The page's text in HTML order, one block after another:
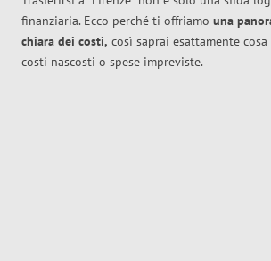
finanziaria. Ecco perché ti offriamo una
chiara dei costi, così saprai esattamente
costi nascosti o spese impreviste.